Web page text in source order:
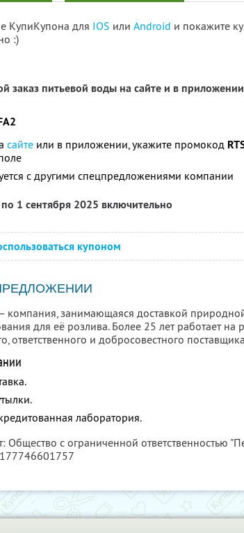
КупиКупона для IOS или Android и покажите
:)
заказ питьевой воды на сайте и в
сайте или в приложении, укажите промокод
с другими спецпредложениями компании
1 сентября 2025 включительно
купоном
компания, занимающаяся доставкой
для её розлива. Более 25 лет работает на
ответственного и добросовестного
лаборатория.
Общество с ограниченной ответственностью